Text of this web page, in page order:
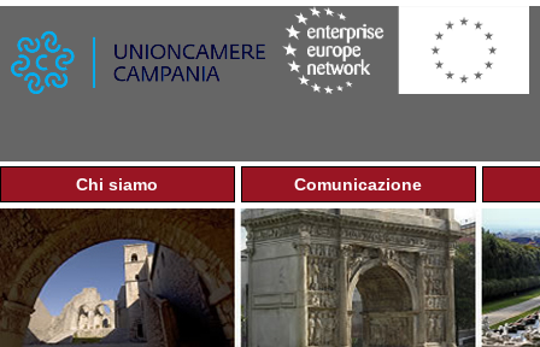
Jump to navigation
M
e
n
u
p
r
Chi siamo Comunicazione